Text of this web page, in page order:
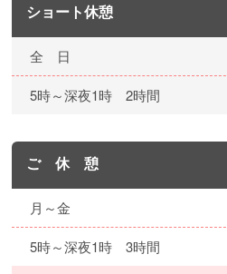
ショート休憩
全 日
5時～深夜1時 2時間
ご 休 憩
月～金
5時～深夜1時 3時間